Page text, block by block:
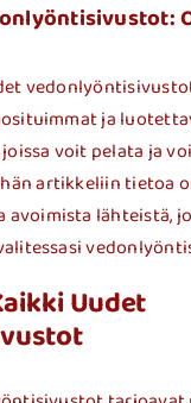
ja
voit pelata ja
artikkeliin tietoa
avoimista lähteistä,
Uudet